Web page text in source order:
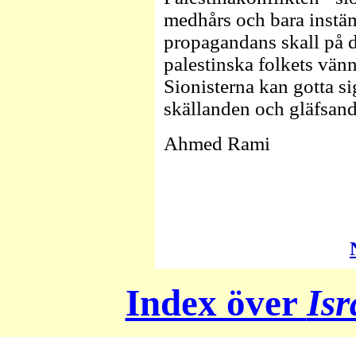
medhårs och bara
propagandans skall på
palestinska folkets
Sionisterna kan gotta
skällanden och
Ahmed Rami
Index över